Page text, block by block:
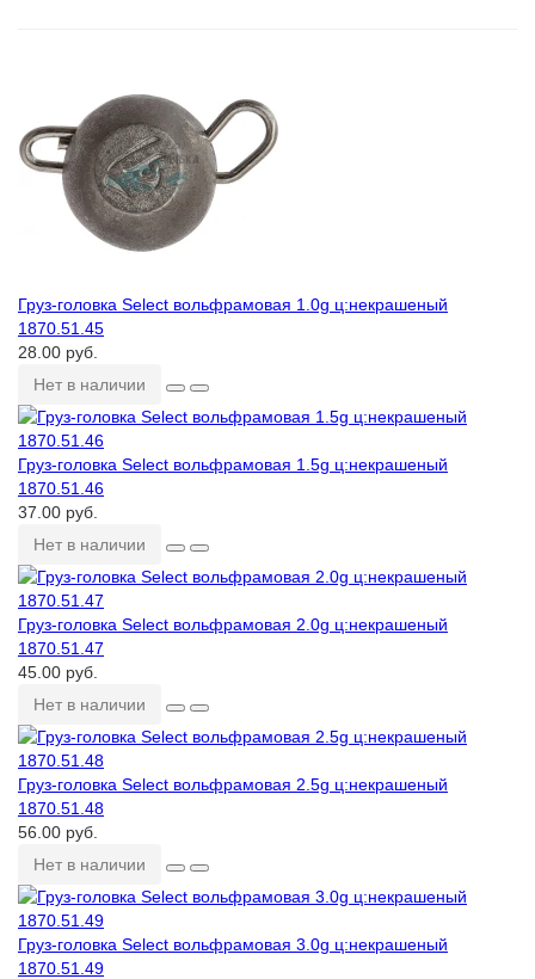
Груз-головка Select вольфрамовая 1.0g ц:некрашеный
1870.51.45
28.00 руб.
Нет в наличии
Груз-головка Select вольфрамовая 1.5g ц:некрашеный
1870.51.46
37.00 руб.
Нет в наличии
Груз-головка Select вольфрамовая 2.0g ц:некрашеный
1870.51.47
45.00 руб.
Нет в наличии
Груз-головка Select вольфрамовая 2.5g ц:некрашеный
1870.51.48
56.00 руб.
Нет в наличии
Груз-головка Select вольфрамовая 3.0g ц:некрашеный
1870.51.49